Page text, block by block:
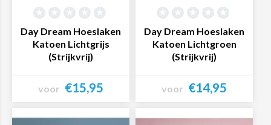
Day Dream Hoeslaken
Katoen Lichtgrijs
(Strijkvrij)
voor €15,95
Bekijk product
Day Dream Hoeslaken
Katoen Lichtgroen
(Strijkvrij)
voor €14,95
Bekijk product